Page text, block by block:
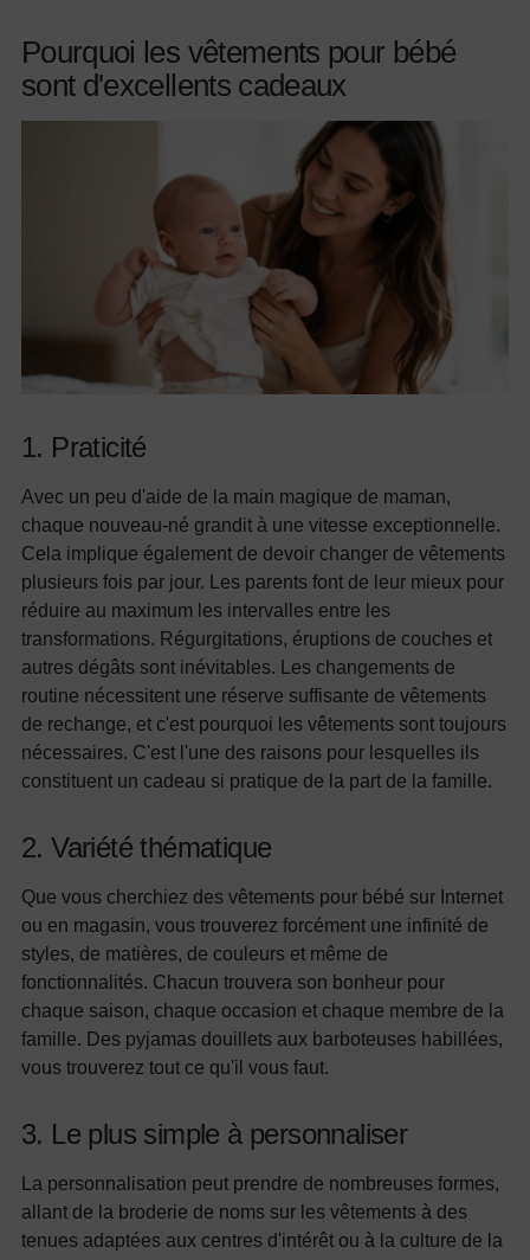
Pourquoi les vêtements pour bébé
sont d'excellents cadeaux
1. Praticité
Avec un peu d'aide de la main magique de maman,
chaque nouveau-né grandit à une vitesse exceptionnelle.
Cela implique également de devoir changer de vêtements
plusieurs fois par jour. Les parents font de leur mieux pour
réduire au maximum les intervalles entre les
transformations. Régurgitations, éruptions de couches et
autres dégâts sont inévitables. Les changements de
routine nécessitent une réserve suffisante de vêtements
de rechange, et c'est pourquoi les vêtements sont toujours
nécessaires. C'est l'une des raisons pour lesquelles ils
constituent un cadeau si pratique de la part de la famille.
2. Variété thématique
Que vous cherchiez des vêtements pour bébé sur Internet
ou en magasin, vous trouverez forcément une infinité de
styles, de matières, de couleurs et même de
fonctionnalités. Chacun trouvera son bonheur pour
chaque saison, chaque occasion et chaque membre de la
famille. Des pyjamas douillets aux barboteuses habillées,
vous trouverez tout ce qu'il vous faut.
3. Le plus simple à personnaliser
La personnalisation peut prendre de nombreuses formes,
allant de la broderie de noms sur les vêtements à des
tenues adaptées aux centres d'intérêt ou à la culture de la